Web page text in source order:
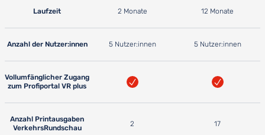
Laufzeit 2 Monate 12 Monate
Anzahl der Nutzer:innen 5 Nutzer:innen 5 Nutzer:innen
Vollumfänglicher Zugang
zum Profiportal VR plus
Anzahl Printausgaben
VerkehrsRundschau
2 17